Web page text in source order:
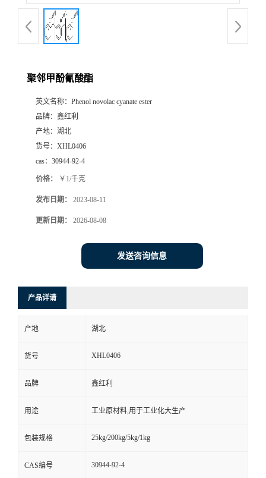
聚邻甲酚氰酸酯
英文名称： Phenol novolac cyanate ester
品牌： 鑫红利
产地： 湖北
货号： XHL0406
cas： 30944-92-4
价格： ￥1/千克
发布日期： 2023-08-11
更新日期： 2026-08-08
发送咨询信息
产品详请
产地 湖北
货号 XHL0406
品牌 鑫红利
用途 工业原材料,用于工业化大生产
包装规格 25kg/200kg/5kg/1kg
CAS编号 30944-92-4